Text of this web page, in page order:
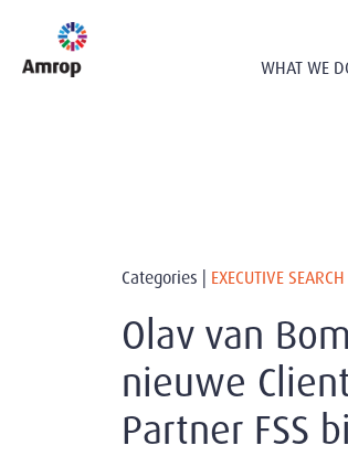
WHAT WE
Categories | EXECUTIVE SEARCH
Olav van
nieuwe
Partner FSS